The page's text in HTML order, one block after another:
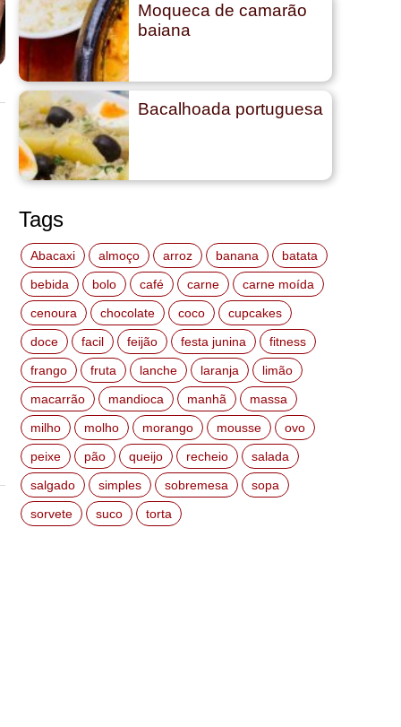
Moqueca de camarão
baiana
Bacalhoada portuguesa
Tags
Abacaxi almoço arroz banana
batata
bebida
bolo café carne
carne moída
cenoura
chocolate coco
cupcakes
doce
facil feijão festa junina
fitness
frango
fruta lanche laranja
limão
macarrão
mandioca manhã
massa
milho
molho morango mousse
ovo
peixe
pão queijo recheio
salada
salgado
simples sobremesa
sopa
sorvete
suco torta